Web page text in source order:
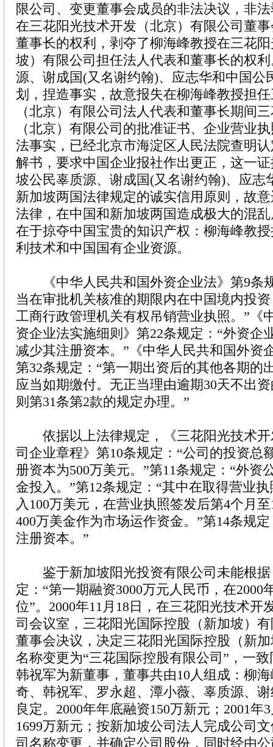
限公司、变更董事会成员的非法决议，非
在三花阳光技术开发（北京）有限公司董
董事长的权利，剥夺了柳海峰教授在三花
坡）有限公司担任法人代表和董事长的权
源、谢成国(又名谢约翰)、应志华和中国公
划，捏造事实，故意报失在柳海峰教授担
（北京）有限公司法人代表和董事长期间
（北京）有限公司的批准证书、企业营业
法事实，已经北京市海淀区人民法院查明
解书，要求中国企业报社作出更正，这一
坡公民辜质源、谢成国(又名谢约翰)、应志
新加坡两国法律规定的诚实信用原则，故
法律，在中国和新加坡两国造成极大的混
在于掠夺中国宝贵的知识产权：柳海峰教
利技术和中国国有企业资源。
《中华人民共和国外资企业法》第9条
当在审批机关核准的期限内在中国境内投
工商行政管理机关有权吊销营业执照。”《
资企业法实施细则》第22条规定：“外资企
减少其注册资本。”《中华人民共和国外资
第32条规定：“第一期出资后的其他各期的
应当如期缴付。无正当理由逾期30天不出
则第31条第2款的规定办理。”
依据以上法律规定，《三花阳光技术开
司企业章程》第10条规定：“公司的投资总
册资本为500万美元。”第11条规定：“外资
金投入。”第12条规定：“其中在取得营业
入100万美元，在营业执照签发后第4个月
400万美金作为市场运作资金。”第14条规
注册资本。”
鉴于新加坡阳光投资有限公司未能根据
定：“第一期融资3000万元人民币，在2000
位”。2000年11月18日，在三花阳光技术开
司会议室，三花阳光国际控股（新加坡）
董事会决议，决定三花阳光国际控股（新
名称变更为“三花国际控股有限公司”，一
韩祝军为新董事，董事共由10人组成：柳
奇、韩祝军、罗永超、潭小薇、辜质源、
良定。2000年年底融资150万新元；2001年
1699万新元；按新加坡公司法人完成公司
司名称变更，并确定公司股份，同时经由